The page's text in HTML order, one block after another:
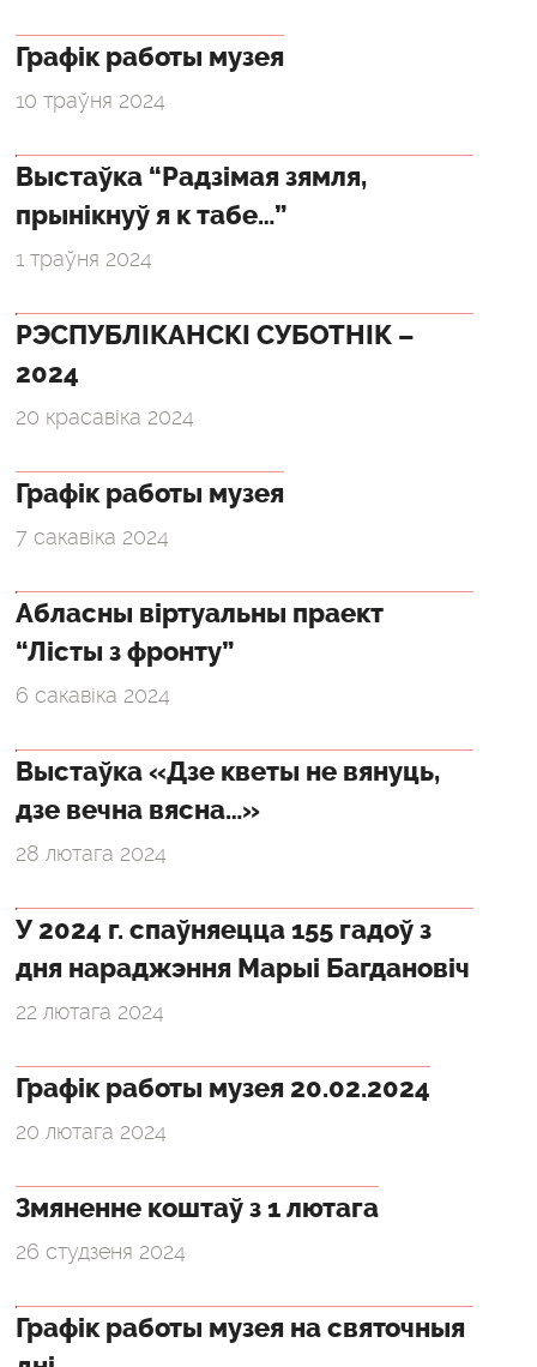
Графік работы музея
10 траўня 2024
Выстаўка “Радзімая зямля,
прынікнуў я к табе…”
1 траўня 2024
РЭСПУБЛІКАНСКІ СУБОТНІК –
2024
20 красавіка 2024
Графік работы музея
7 сакавіка 2024
Абласны віртуальны праект
“Лісты з фронту”
6 сакавіка 2024
Выстаўка «Дзе кветы не вянуць,
дзе вечна вясна…»
28 лютага 2024
У 2024 г. спаўняецца 155 гадоў з
дня нараджэння Марыі Багдановіч
22 лютага 2024
Графік работы музея 20.02.2024
20 лютага 2024
Змяненне коштаў з 1 лютага
26 студзеня 2024
Графік работы музея на святочныя